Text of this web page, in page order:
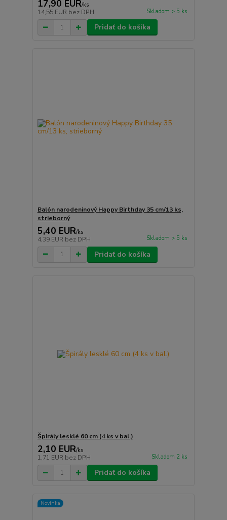
17,90 EUR/ks
14,55 EUR bez DPH Skladom > 5 ks
Pridať do košíka
Balón narodeninový Happy Birthday 35 cm/13 ks,
strieborný
5,40 EUR/ks
4,39 EUR bez DPH Skladom > 5 ks
Pridať do košíka
Špirály lesklé 60 cm (4 ks v bal.)
2,10 EUR/ks
1,71 EUR bez DPH Skladom 2 ks
Pridať do košíka
Novinka